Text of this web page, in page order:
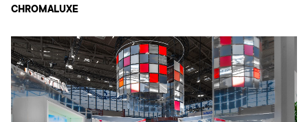
CHROMALUXE